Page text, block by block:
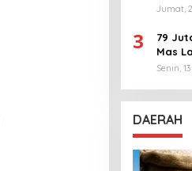
Jumat,
3
79
Mas
Senin,
DAERAH